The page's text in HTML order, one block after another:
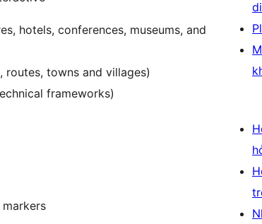
hotels, conferences, museums, and
routes, towns and villages)
frameworks)